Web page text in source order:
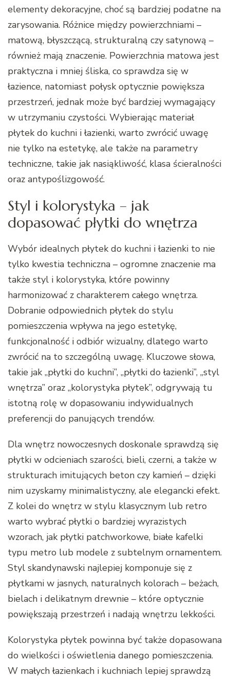
elementy dekoracyjne, choć są bardziej podatne na
zarysowania. Różnice między powierzchniami –
matową, błyszczącą, strukturalną czy satynową –
również mają znaczenie. Powierzchnia matowa jest
praktyczna i mniej śliska, co sprawdza się w
łazience, natomiast połysk optycznie powiększa
przestrzeń, jednak może być bardziej wymagający
w utrzymaniu czystości. Wybierając materiał
płytek do kuchni i łazienki, warto zwrócić uwagę
nie tylko na estetykę, ale także na parametry
techniczne, takie jak nasiąkliwość, klasa ścieralności
oraz antypoślizgowość.
Styl i kolorystyka – jak
dopasować płytki do wnętrza
Wybór idealnych płytek do kuchni i łazienki to nie
tylko kwestia techniczna – ogromne znaczenie ma
także styl i kolorystyka, które powinny
harmonizować z charakterem całego wnętrza.
Dobranie odpowiednich płytek do stylu
pomieszczenia wpływa na jego estetykę,
funkcjonalność i odbiór wizualny, dlatego warto
zwrócić na to szczególną uwagę. Kluczowe słowa,
takie jak „płytki do kuchni”, „płytki do łazienki”, „styl
wnętrza” oraz „kolorystyka płytek”, odgrywają tu
istotną rolę w dopasowaniu indywidualnych
preferencji do panujących trendów.
Dla wnętrz nowoczesnych doskonale sprawdzą się
płytki w odcieniach szarości, bieli, czerni, a także w
strukturach imitujących beton czy kamień – dzięki
nim uzyskamy minimalistyczny, ale elegancki efekt.
Z kolei do wnętrz w stylu klasycznym lub retro
warto wybrać płytki o bardziej wyrazistych
wzorach, jak płytki patchworkowe, białe kafelki
typu metro lub modele z subtelnym ornamentem.
Styl skandynawski najlepiej komponuje się z
płytkami w jasnych, naturalnych kolorach – beżach,
bielach i delikatnym drewnie – które optycznie
powiększają przestrzeń i nadają wnętrzu lekkości.
Kolorystyka płytek powinna być także dopasowana
do wielkości i oświetlenia danego pomieszczenia.
W małych łazienkach i kuchniach lepiej sprawdzą